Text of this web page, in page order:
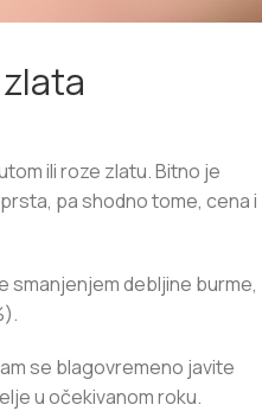
ili roze zlatu. Bitno je
pa shodno tome, cena i
smanjenjem debljine burme,
se blagovremeno javite
u očekivanom roku.